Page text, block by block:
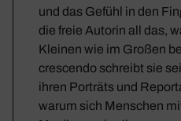
und das Gefühl in den
die freie Autorin all das,
Kleinen wie im Großen
crescendo schreibt sie
ihren Porträts und
warum sich Menschen